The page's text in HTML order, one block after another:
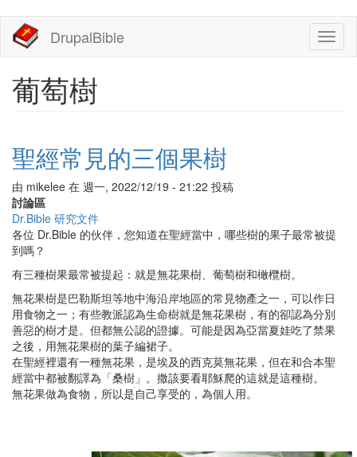
主
DrupalBible
葡萄樹
聖經常見的三個果樹
由 mikelee 在 週一, 2022/12/19 - 21:22 投稿
討論區
Dr.Bible 研究文件
各位 Dr.Bible 的伙伴，您知道在聖經當中，哪些樹的果子最常被提
到嗎？
有三種樹果最常被提起：就是無花果樹、葡萄樹和橄欖樹。
無花果樹是巴勒斯坦等地中海沿岸地區的常見物產之一，可以作日
用食物之一；有些教派認為生命樹就是無花果樹，有的卻認為分別
善惡的樹才是。但都無公認的證據。可能是因為亞當夏娃吃了禁果
之後，用無花果樹的葉子編裙子。
在聖經裡還有一種無花果，是埃及的西克莫無花果，但在和合本聖
經當中都被翻譯為「桑樹」。撒該要看耶穌爬的這就是這種樹。
無花果做為食物，所以是自己享受的，為個人用。